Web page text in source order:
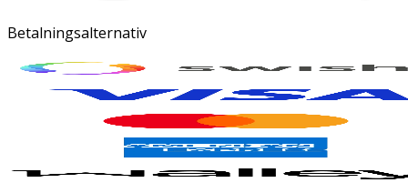
Betalningsalternativ